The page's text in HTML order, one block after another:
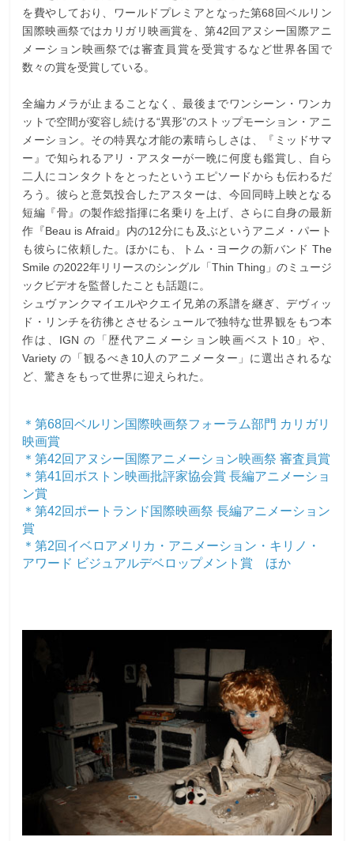
を費やしており、ワールドプレミアとなった第68回ベルリン
国際映画祭ではカリガリ映画賞を、第42回アヌシー国際アニ
メーション映画祭では審査員賞を受賞するなど世界各国で
数々の賞を受賞している。
全編カメラが止まることなく、最後までワンシーン・ワンカ
ットで空間が変容し続ける“異形”のストップモーション・アニ
メーション。その特異な才能の素晴らしさは、『ミッドサマ
ー』で知られるアリ・アスターが一晩に何度も鑑賞し、自ら
二人にコンタクトをとったというエピソードからも伝わるだ
ろう。彼らと意気投合したアスターは、今回同時上映となる
短編『骨』の製作総指揮に名乗りを上げ、さらに自身の最新
作『Beau is Afraid』内の12分にも及ぶというアニメ・パート
も彼らに依頼した。ほかにも、トム・ヨークの新バンド The
Smile の2022年リリースのシングル「Thin Thing」のミュージ
ックビデオを監督したことも話題に。
シュヴァンクマイエルやクエイ兄弟の系譜を継ぎ、デヴィッ
ド・リンチを彷彿とさせるシュールで独特な世界観をもつ本
作は、IGN の「歴代アニメーション映画ベスト10」や、
Variety の「観るべき10人のアニメーター」に選出されるな
ど、驚きをもって世界に迎えられた。
＊第68回ベルリン国際映画祭フォーラム部門 カリガリ
映画賞
＊第42回アヌシー国際アニメーション映画祭 審査員賞
＊第41回ボストン映画批評家協会賞 長編アニメーショ
ン賞
＊第42回ポートランド国際映画祭 長編アニメーション
賞
＊第2回イベロアメリカ・アニメーション・キリノ・
アワード ビジュアルデベロップメント賞 ほか